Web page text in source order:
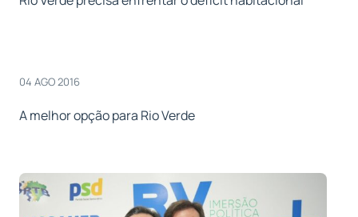
04 AGO 2016
A melhor opção para Rio Verde